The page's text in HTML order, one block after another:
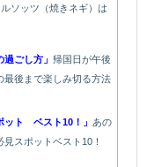
ソッツ（焼きネギ）は
過ごし方」帰国日が午後
最後まで楽しみ切る方法
ット ベスト10！」 あの
スポットベスト10！